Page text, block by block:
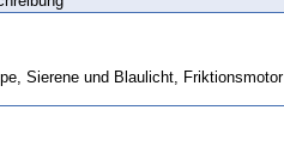
Sierene und Blaulicht, Friktionsmotor